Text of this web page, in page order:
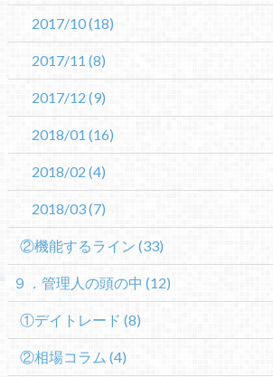
2017/10(18)
2017/11 (8)
2017/12 (9)
2018/01 (16)
2018/02 (4)
2018/03(7)
②機能するライン (33)
９．管理人の頭の中 (12)
①デイトレード (8)
②相場コラム (4)